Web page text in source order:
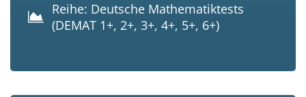
Reihe: Deutsche Mathematiktests
(DEMAT 1+, 2+, 3+, 4+, 5+, 6+)